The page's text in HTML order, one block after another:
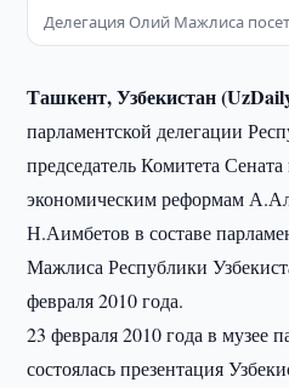
Делегация Олий Мажлиса
Ташкент, Узбекистан
парламентской делегации
председатель Комитета
экономическим реформам
Н.Аимбетов в составе
Мажлиса Республики
февраля 2010 года.
23 февраля 2010 года в музее
состоялась презентация